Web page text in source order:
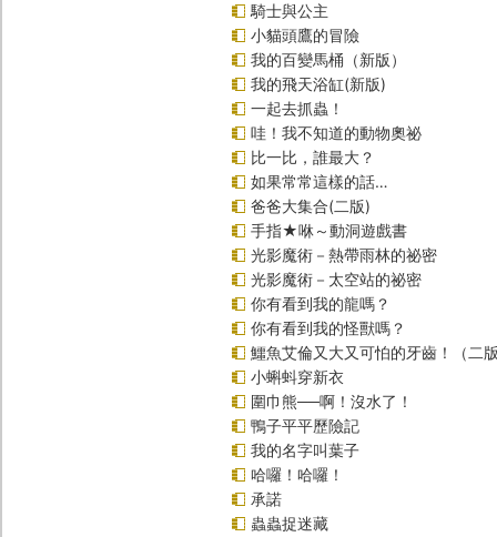
騎士與公主
小貓頭鷹的冒險
我的百變馬桶（新版）
我的飛天浴缸(新版)
一起去抓蟲！
哇！我不知道的動物奧祕
比一比，誰最大？
如果常常這樣的話…
爸爸大集合(二版)
手指★咻～動洞遊戲書
光影魔術－熱帶雨林的祕密
光影魔術－太空站的祕密
你有看到我的龍嗎？
你有看到我的怪獸嗎？
鱷魚艾倫又大又可怕的牙齒！（二
小蝌蚪穿新衣
圍巾熊──啊！沒水了！
鴨子平平歷險記
我的名字叫葉子
哈囉！哈囉！
承諾
蟲蟲捉迷藏